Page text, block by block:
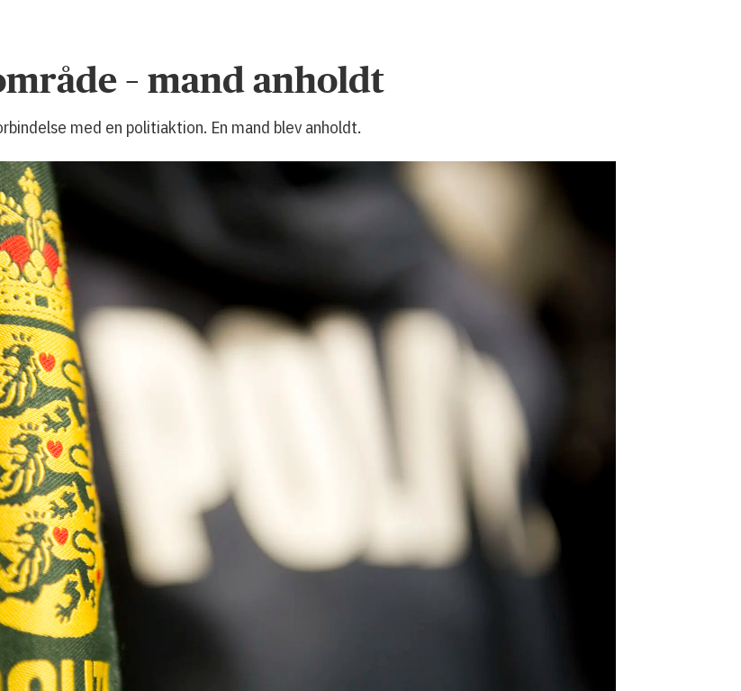
– mand anholdt
med en politiaktion. En mand blev anholdt.